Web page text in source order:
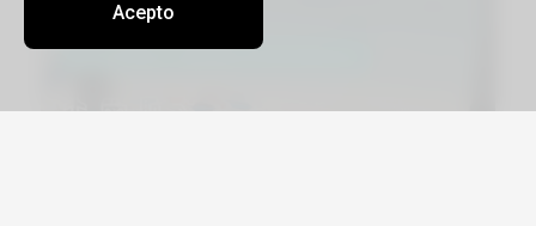
Acepto